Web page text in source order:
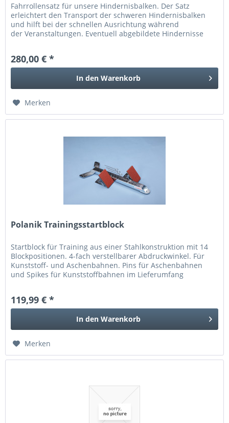
Fahrrollensatz für unsere Hindernisbalken. Der Satz
erleichtert den Transport der schweren Hindernisbalken
und hilft bei der schnellen Ausrichtung während
der Veranstaltungen. Eventuell abgebildete Hindernisse
280,00 € *
In den Warenkorb
Merken
Polanik Trainingsstartblock
Startblock für Training aus einer Stahlkonstruktion mit 14
Blockpositionen. 4-fach verstellbarer Abdruckwinkel. Für
Kunststoff- und Aschenbahnen. Pins für Aschenbahnen
und Spikes für Kunststoffbahnen im Lieferumfang
119,99 € *
In den Warenkorb
Merken